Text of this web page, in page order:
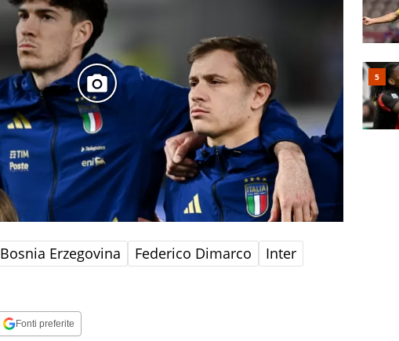
Bosnia Erzegovina Federico Dimarco
Inter
Fonti preferite